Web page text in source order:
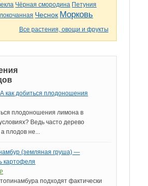
Чёрная смородина Петуния
Чеснок Морковь
Все растения, овощи и фрукты
как добиться плодоношения
плодоношения лимона в
Ведь часто дерево
плодов не...
(земляная груша) —
картофеля
подходят фактически